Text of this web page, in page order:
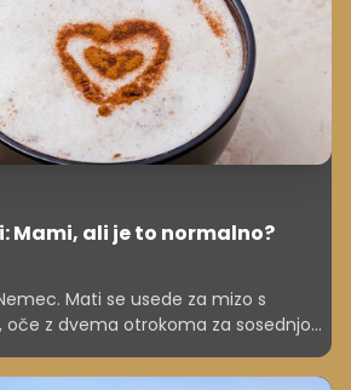
Mami, ali je to normalno?
Mati se usede za mizo s
oče z dvema otrokoma za sosednjo
govori v hrvaškem jeziku, oče z
Kaj se zgodi?